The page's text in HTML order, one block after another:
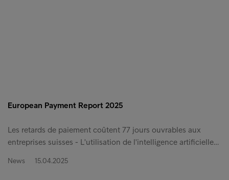
European Payment Report 2025
Les retards de paiement coûtent 77 jours ouvrables aux
entreprises suisses - L'utilisation de l'intelligence artificielle…
News 15.04.2025